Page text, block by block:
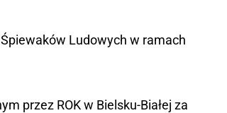
Ludowych w ramach
przez ROK w Bielsku-Białej za